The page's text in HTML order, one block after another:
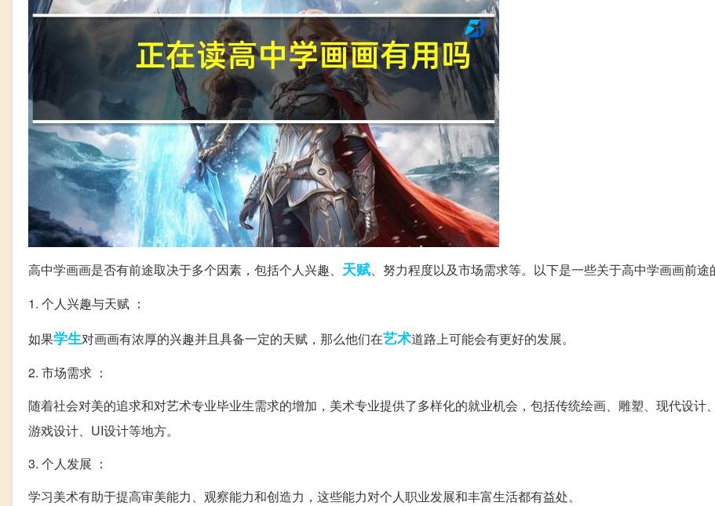
高中学画画是否有前途取决于多个因素，包括个人兴趣、 天赋 、努力程度以及市场需求等。以下是一些关于高中学画画前途
1. 个人兴趣与天赋 ：
如果学生对画画有浓厚的兴趣并且具备一定的天赋，那么他们在艺术道路上可能会有更好的发展。
2. 市场需求 ：
随着社会对美的追求和对艺术专业毕业生需求的增加，美术专业提供了多样化的就业机会，包括传统绘画、雕塑、现代设计、
游戏设计、UI设计等地方。
3. 个人发展 ：
学习美术有助于提高审美能力、观察能力和创造力，这些能力对个人职业发展和丰富生活都有益处。